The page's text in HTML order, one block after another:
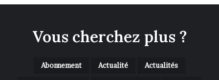
Vous cherchez plus ?
Abonnement Actualité Actualités